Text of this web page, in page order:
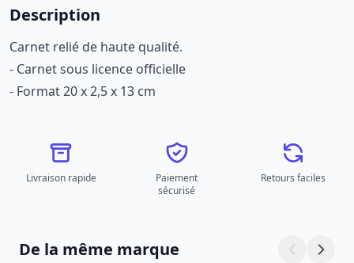
Description
Carnet relié de haute qualité.
- Carnet sous licence officielle
- Format 20 x 2,5 x 13 cm
Livraison rapide
Paiement
sécurisé
Retours faciles
De la même marque